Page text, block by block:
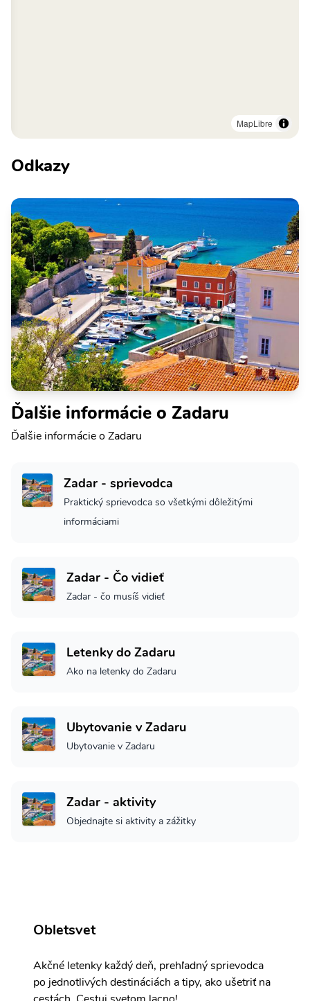
MapLibre
Odkazy
Ďalšie informácie o Zadaru
Ďalšie informácie o Zadaru
Zadar - sprievodca
Praktický sprievodca so všetkými dôležitými
informáciami
Zadar - Čo vidieť
Zadar - čo musíš vidieť
Letenky do Zadaru
Ako na letenky do Zadaru
Ubytovanie v Zadaru
Ubytovanie v Zadaru
Zadar - aktivity
Objednajte si aktivity a zážitky
Obletsvet
Akčné letenky každý deň, prehľadný sprievodca
po jednotlivých destináciách a tipy, ako ušetriť na